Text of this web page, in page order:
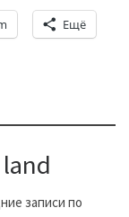
Ещё
записи по